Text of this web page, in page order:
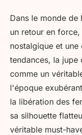
Revivez
jupe
pour
admin•18 avril 2024•
Dans le monde
un retour en
nostalgique et
tendances, la jupe
comme un
l'époque
la libération des
sa silhouette
véritable must-